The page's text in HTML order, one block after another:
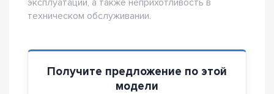
эксплуатации, а также неприхотливость в
техническом обслуживании.
Получите предложение по этой
модели